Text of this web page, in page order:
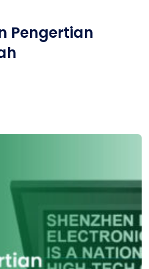
Pengertian